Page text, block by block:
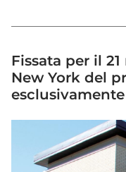
Fissata per il
New York del